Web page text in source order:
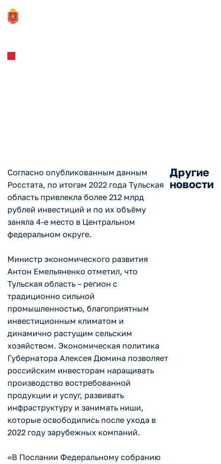
Согласно опубликованным данным
Росстата, по итогам 2022 года Тульская
область привлекла более 212 млрд
рублей инвестиций и по их объёму
заняла 4-е место в Центральном
федеральном округе.
Министр экономического развития
Антон Емельяненко отметил, что
Тульская область – регион с
традиционно сильной
промышленностью, благоприятным
инвестиционным климатом и
динамично растущим сельским
хозяйством. Экономическая политика
Губернатора Алексея Дюмина позволяет
российским инвесторам наращивать
производство востребованной
продукции и услуг, развивать
инфраструктуру и занимать ниши,
которые освободились после ухода в
2022 году зарубежных компаний.
«В Послании Федеральному собранию
Другие
новости